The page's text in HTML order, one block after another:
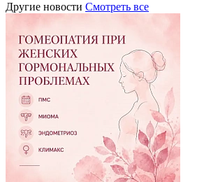
Другие новости Смотреть все